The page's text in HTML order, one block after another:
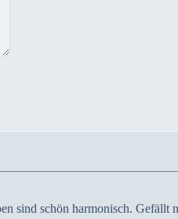
sind schön harmonisch. Gefällt